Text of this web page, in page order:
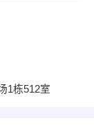
1栋512室